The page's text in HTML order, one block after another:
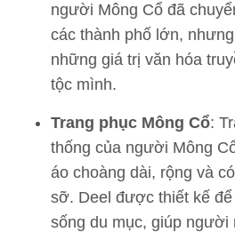
người Mông Cổ đã
các thành phố lớn,
những giá trị văn hóa
tộc mình.
Trang phục Mông Cổ:
thống của người Mông
áo choàng dài, rộng và
sỡ. Deel được thiết kế
sống du mục, giúp người